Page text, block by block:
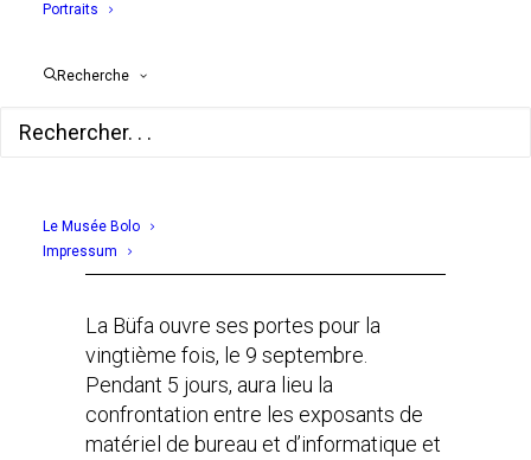
Portraits
Recherche
Le Musée Bolo
Impressum
vingtième fois
La Büfa ouvre ses portes pour la
vingtième fois, le 9 septembre.
Pendant 5 jours, aura lieu la
confrontation entre les exposants de
matériel de bureau et d’informatique et